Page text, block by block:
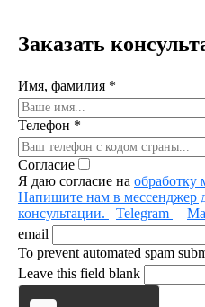
Заказать
Имя, фамилия *
Телефон *
Согласие
Я даю согласие на обработку
Напишите нам в мессенджер
консультации.
Telegram
email
To prevent automated spam
Leave this field blank